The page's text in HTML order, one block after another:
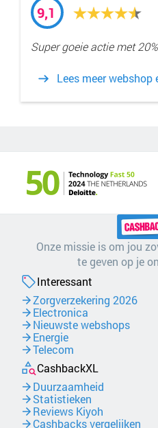
9,1
Super goeie actie met
Lees meer webshop
Onze missie is om jou
te geven op je
Interessant
Zorgverzekering 2026
Electronica
Nieuwste webshops
Energie
Telecom
CashbackXL
Duurzaamheid
Statistieken
Reviews Kiyoh
Cashbacks vergelijken